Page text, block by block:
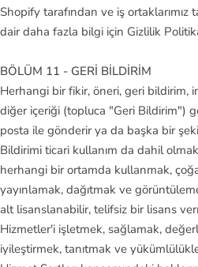
Shopify tarafından ve iş ortaklarımız
dair daha fazla bilgi için Gizlilik
BÖLÜM 11 - GERİ BİLDİRİM
Herhangi bir fikir, öneri, geri bildirim,
diğer içeriği (topluca "Geri Bildirim")
posta ile gönderir ya da başka bir
Bildirimi ticari kullanım da dahil
herhangi bir ortamda kullanmak,
yayınlamak, dağıtmak ve
alt lisanslanabilir, telifsiz bir lisans
Hizmetler'i işletmek, sağlamak,
iyileştirmek, tanıtmak ve